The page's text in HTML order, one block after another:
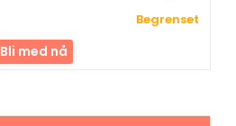
Begrenset
Bli med nå